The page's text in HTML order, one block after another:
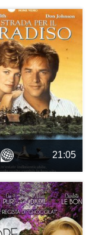
21:05